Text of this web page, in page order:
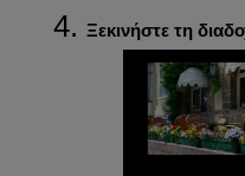
Ξεκινήστε τη